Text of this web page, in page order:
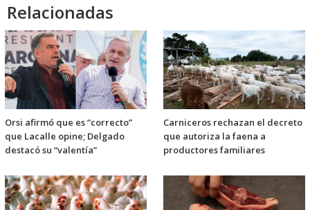
Relacionadas
Orsi afirmó que es “correcto”
que Lacalle opine; Delgado
destacó su “valentía”
Carniceros rechazan el decreto
que autoriza la faena a
productores familiares